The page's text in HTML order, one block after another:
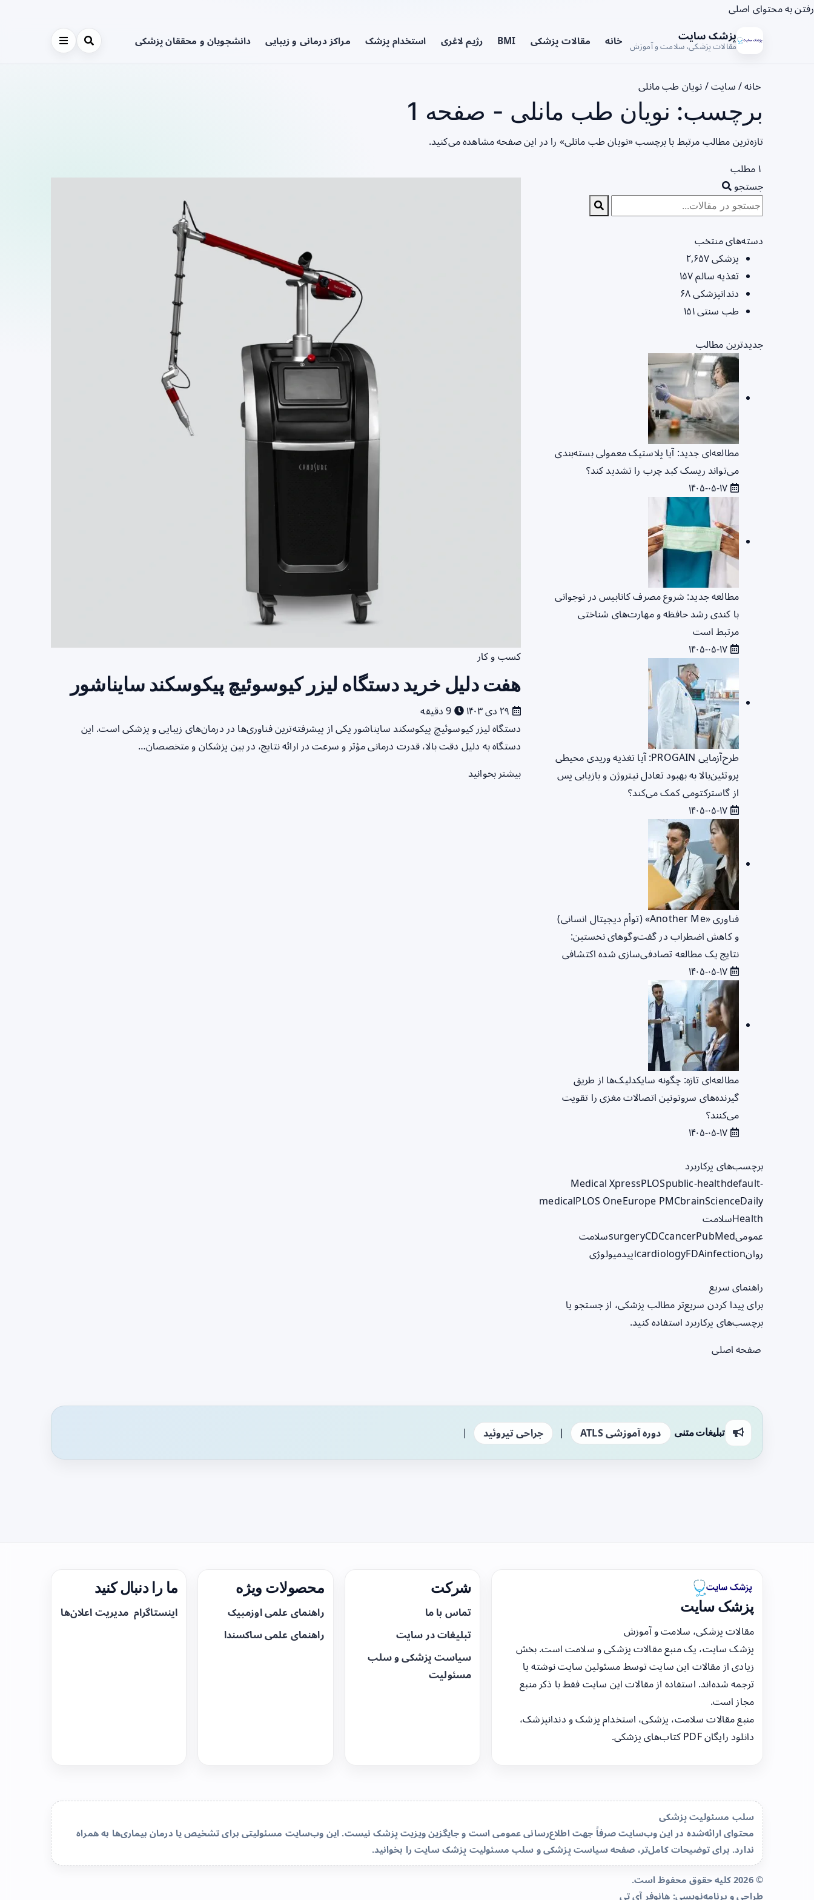
رفتن به محتوای اصلی
پزشک سایت
مقالات پزشکی، سلامت و آموزش خانه مقالات پزشکی BMI رژیم لاغری استخدام پزشک مراکز درمانی و زیبایی دانشجویان و محققان پزشکی
خانه/ سایت/ نویان طب مانلی
برچسب: نویان طب مانلی - صفحه 1
تازه‌ترین مطالب مرتبط با برچسب «نویان طب مانلی» را در این صفحه مشاهده می‌کنید.
۱ مطلب
کسب و کار
هفت دلیل خرید دستگاه لیزر کیوسوئیچ پیکوسکند سایناشور
دستگاه‌ لیزر کیوسوئیچ پیکوسکند سایناشور یکی از پیشرفته‌ترین فناوری‌ها در درمان‌های زیبایی و پزشکی است. این
دستگاه‌ به دلیل دقت بالا، قدرت درمانی مؤثر و سرعت در ارائه نتایج، در بین پزشکان و متخصصان…
بیشتر بخوانید
جستجو
دسته‌های منتخب
پزشکی۲,۶۵۷
تغذیه سالم۱۵۷
دندانپزشکی۶۸
طب سنتی۱۵۱
جدیدترین مطالب
مطالعه‌ای جدید: آیا پلاستیک معمولی بسته‌بندی
می‌تواند ریسک کبد چرب را تشدید کند؟
مطالعه جدید: شروع مصرف کانابیس در نوجوانی
با کندی رشد حافظه و مهارت‌های شناختی
مرتبط است
طرح‌آزمایی PROGAIN: آیا تغذیه وریدی محیطی
پروتئین‌بالا به بهبود تعادل نیتروژن و بازیابی پس
از گاسترکتومی کمک می‌کند؟
فناوری «Another Me» (توأم دیجیتال انسانی)
و کاهش اضطراب در گفت‌وگوهای نخستین:
نتایج یک مطالعه تصادفی‌سازی شده اکتشافی
مطالعه‌ای تازه: چگونه سایکدلیک‌ها از طریق
گیرنده‌های سروتونین اتصالات مغزی را تقویت
می‌کنند؟
برچسب‌های پرکاربرد
Medical XpressPLOSpublic-healthdefault-
medicalPLOS OneEurope PMCbrainScienceDaily
Healthسلامت
عمومی
surgeryCDCcancerPubMed
سلامت
روان
cardiologyFDAinfection اپیدمیولوژی
راهنمای سریع
برای پیدا کردن سریع‌تر مطالب پزشکی، از جستجو یا
برچسب‌های پرکاربرد استفاده کنید.
صفحه اصلی
تبلیغات متنی دوره آموزشی ATLS | جراحی تیروئید |
پزشک سایت
مقالات پزشکی، سلامت و آموزش
پزشک سایت، یک منبع مقالات پزشکی و سلامت است. بخش
زیادی از مقالات این سایت توسط مسئولین سایت نوشته یا
ترجمه شده‌اند. استفاده از مقالات این سایت فقط با ذکر منبع
مجاز است.
منبع مقالات سلامت، پزشکی، استخدام پزشک و دندانپزشک،
دانلود رایگان PDF کتاب‌های پزشکی.
شرکت
تماس با ما
تبلیغات در سایت
سیاست پزشکی و سلب
مسئولیت
محصولات ویژه
راهنمای علمی اوزمپیک
راهنمای علمی ساکسندا
ما را دنبال کنید
اینستاگرام مدیریت اعلان‌ها
سلب مسئولیت پزشکی
محتوای ارائه‌شده در این وب‌سایت صرفاً جهت اطلاع‌رسانی عمومی است و جایگزین ویزیت پزشک نیست. این وب‌سایت مسئولیتی برای تشخیص یا درمان بیماری‌ها به همراه
ندارد. برای توضیحات کامل‌تر، صفحهسیاست پزشکی و سلب مسئولیت پزشک سایترا بخوانید.
© 2026 کلیه حقوق محفوظ است.
طراحی و برنامه‌نویسی: هانوفر آی تی